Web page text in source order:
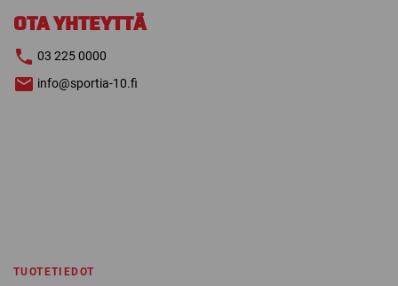
OTA YHTEYTTÄ
03 225 0000
info@sportia-10.fi
TUOTETIEDOT